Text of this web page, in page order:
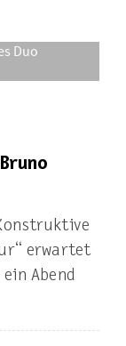
erwartet
Abend